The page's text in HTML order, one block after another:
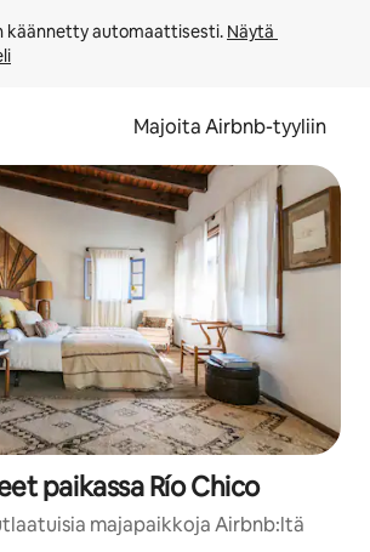
käännetty automaattisesti. Näytä
Majoita Airbnb-tyyliin
paikassa Río Chico
majapaikkoja Airbnb:ltä